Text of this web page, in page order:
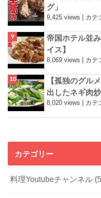
グ」
9,425 views | カテ
帝国ホテル並
イス】
8,069 views カテ
【孤独のグル
出したネギ肉
8,020 views カテ
カテゴリー
料理Youtubeチャンネル